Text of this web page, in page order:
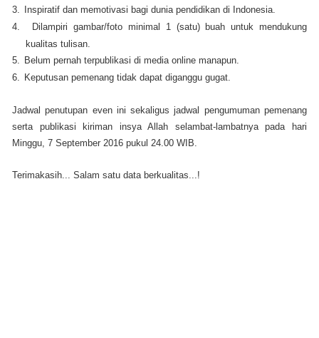
3.
Inspiratif dan memotivasi bagi dunia pendidikan di Indonesia.
4.
Dilampiri gambar/foto minimal 1 (satu) buah untuk mendukung
kualitas tulisan.
5. Belum pernah terpublikasi di media online manapun.
6. Keputusan pemenang tidak dapat diganggu gugat.
Jadwal penutupan even ini sekaligus jadwal pengumuman pemenang
serta publikasi kiriman insya Allah selambat-lambatnya pada hari
Minggu, 7 September 2016 pukul 24.00 WIB.
Terimakasih... Salam satu data berkualitas...!